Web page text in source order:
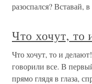
разоспался? Вставай, в
Что хочут, то
Что хочут, то и
говорили все. В
прямо глядя в глаза,